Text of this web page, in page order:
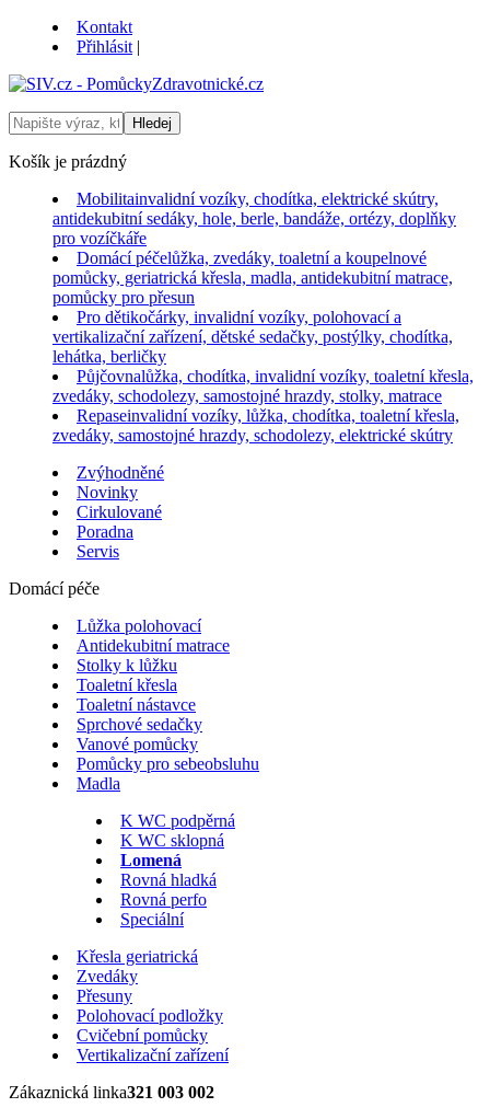
Kontakt
Přihlásit |
Košík je prázdný
Mobilitainvalidní vozíky, chodítka, elektrické skútry,
antidekubitní sedáky, hole, berle, bandáže, ortézy, doplňky
pro vozíčkáře
Domácí péčelůžka, zvedáky, toaletní a koupelnové
pomůcky, geriatrická křesla, madla, antidekubitní matrace,
pomůcky pro přesun
Pro dětikočárky, invalidní vozíky, polohovací a
vertikalizační zařízení, dětské sedačky, postýlky, chodítka,
lehátka, berličky
Půjčovnalůžka, chodítka, invalidní vozíky, toaletní křesla,
zvedáky, schodolezy, samostojné hrazdy, stolky, matrace
Repaseinvalidní vozíky, lůžka, chodítka, toaletní křesla,
zvedáky, samostojné hrazdy, schodolezy, elektrické skútry
Zvýhodněné
Novinky
Cirkulované
Poradna
Servis
Domácí péče
Lůžka polohovací
Antidekubitní matrace
Stolky k lůžku
Toaletní křesla
Toaletní nástavce
Sprchové sedačky
Vanové pomůcky
Pomůcky pro sebeobsluhu
Madla
K WC podpěrná
K WC sklopná
Lomená
Rovná hladká
Rovná perfo
Speciální
Křesla geriatrická
Zvedáky
Přesuny
Polohovací podložky
Cvičební pomůcky
Vertikalizační zařízení
Zákaznická linka321 003 002